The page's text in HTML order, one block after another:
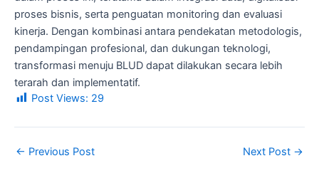
proses bisnis, serta penguatan monitoring dan evaluasi
kinerja. Dengan kombinasi antara pendekatan metodologis,
pendampingan profesional, dan dukungan teknologi,
transformasi menuju BLUD dapat dilakukan secara lebih
terarah dan implementatif.
Post Views: 29
← Previous Post Next Post →